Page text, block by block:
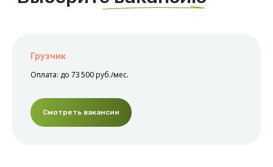
Грузчик
Оплата: до 73 500 руб./мес.
Смотреть вакансии